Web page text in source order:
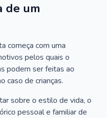
de um
começa com uma
pelos quais o
podem ser feitas ao
caso de crianças.
sobre o estilo de vida, o
pessoal e familiar de